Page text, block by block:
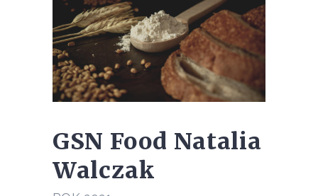
GSN Food Natalia
Walczak